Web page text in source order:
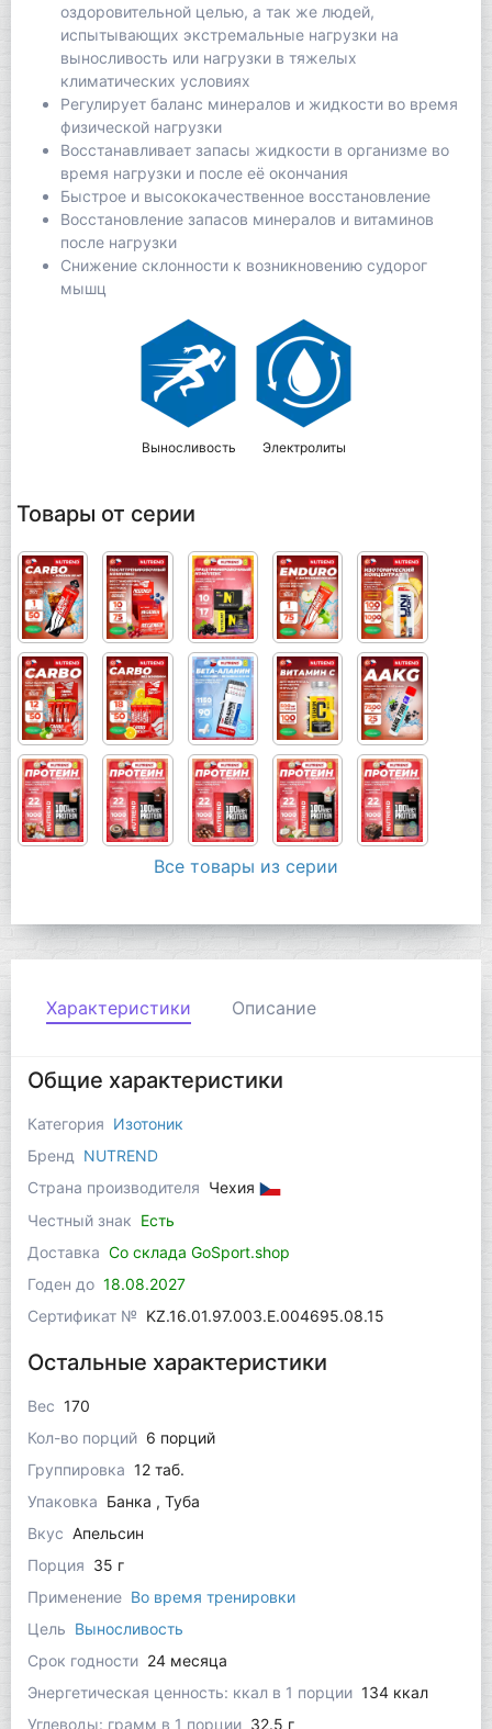
оздоровительной целью, а так же людей,
испытывающих экстремальные нагрузки на
выносливость или нагрузки в тяжелых
климатических условиях
Регулирует баланс минералов и жидкости во время
физической нагрузки
Восстанавливает запасы жидкости в организме во
время нагрузки и после её окончания
Быстрое и высококачественное восстановление
Восстановление запасов минералов и витаминов
после нагрузки
Снижение склонности к возникновению судорог
мышц
Выносливость Электролиты
Товары от серии
Все товары из серии
Характеристики Описание
Общие характеристики
Категория Изотоник
Бренд
NUTREND
Страна производителя Чехия
Честный знак Есть
Доставка Со склада GoSport.shop
Годен до 18.08.2027
Сертификат № KZ.16.01.97.003.Е.004695.08.15
Остальные характеристики
Вес 170
Кол-во порций 6 порций
Группировка 12 таб.
Упаковка Банка , Туба
Вкус Апельсин
Порция 35 г
Применение Во время тренировки
Цель Выносливость
Срок годности 24 месяца
Энергетическая ценность: ккал в 1 порции 134 ккал
Углеводы: грамм в 1 порции 32.5 г